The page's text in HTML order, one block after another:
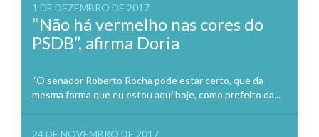
1 DE DEZEMBRO DE 2017
“Não há vermelho nas cores do
PSDB”, afirma Doria
“O senador Roberto Rocha pode estar certo, que da
mesma forma que eu estou aqui hoje, como prefeito da...
24 DE NOVEMBRO DE 2017